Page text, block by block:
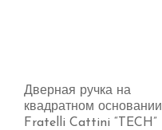
Дверная ручка на
квадратном основании
Fratelli Cattini “TECH”